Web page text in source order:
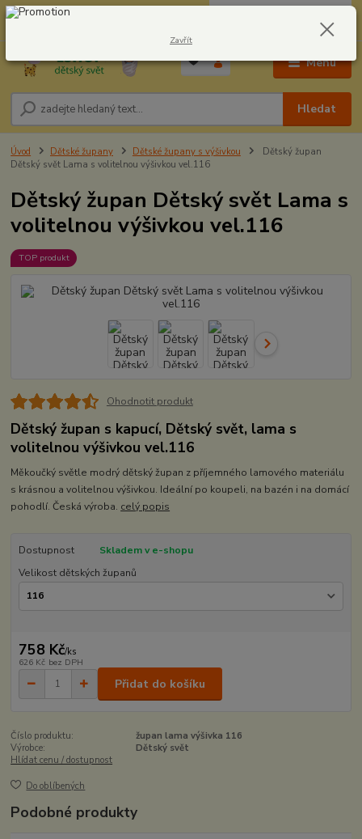
Menu
Hledat
604278943 0,00 Kč
Úvod Dětské župany Dětské župany s výšivkou
Dětský župan
Dětský svět Lama s volitelnou výšivkou vel.116
Dětský župan Dětský svět Lama s
volitelnou výšivkou vel.116
TOP produkt
Ohodnotit produkt
Dětský župan s kapucí, Dětský svět, lama s
volitelnou výšivkou vel.116
Měkoučký světle modrý dětský župan z příjemného lamového materiálu
s krásnou a volitelnou výšivkou. Ideální po koupeli, na bazén i na domácí
pohodlí. Česká výroba. celý popis
Dostupnost
Skladem v e-shopu
Velikost dětských županů
758 Kč/ks
626 Kč bez DPH
Přidat do košíku
Číslo produktu:
župan lama výšivka 116
Výrobce:
Dětský svět
Hlídat cenu / dostupnost
Do oblíbených
Podobné produkty
Zavřít